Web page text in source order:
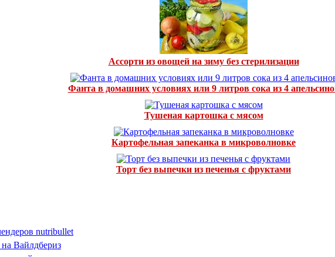
Ассорти из овощей на зиму без стерилизации
Фанта в домашних условиях или 9 литров сока из 4
Тушеная картошка с мясом
Картофельная запеканка в микроволновке
Торт без выпечки из печенья с фруктами
nutribullet
Вайлдбериз